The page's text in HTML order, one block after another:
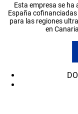
Esta empresa se ha
España cofinanciadas
para las regiones
en